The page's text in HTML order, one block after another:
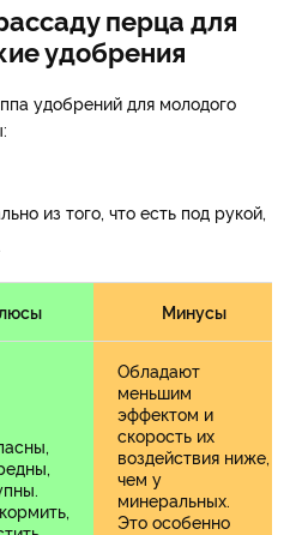
перца для
удобрения
удобрений для молодого
из того, что есть под рукой,
Минусы
Обладают
меньшим
эффектом и
скорость их
воздействия ниже,
чем у
минеральных.
Это особенно